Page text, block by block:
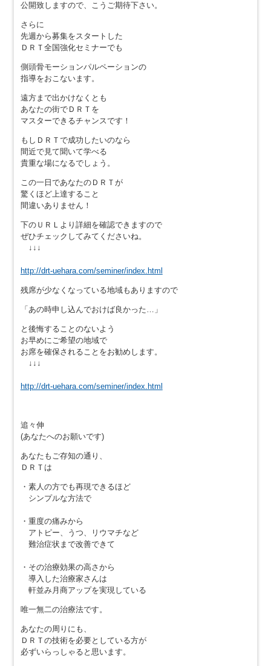
公開致しますので、こうご期待下さい。
さらに
先週から募集をスタートした
ＤＲＴ全国強化セミナーでも
側頭骨モーションパルペーションの
指導をおこないます。
遠方まで出かけなくとも
あなたの街でＤＲＴを
マスターできるチャンスです！
もしＤＲＴで成功したいのなら
間近で見て聞いて学べる
貴重な場になるでしょう。
この一日であなたのＤＲＴが
驚くほど上達すること
間違いありません！
下のＵＲＬより詳細を確認できますので
ぜひチェックしてみてくださいね。
↓↓↓
http://drt-uehara.com/seminer/index.html
残席が少なくなっている地域もありますので
「あの時申し込んでおけば良かった…」
と後悔することのないよう
お早めにご希望の地域で
お席を確保されることをお勧めします。
↓↓↓
http://drt-uehara.com/seminer/index.html
追々伸
(あなたへのお願いです)
あなたもご存知の通り、
ＤＲＴは
・素人の方でも再現できるほど
シンプルな方法で
・重度の痛みから
アトピー、うつ、リウマチなど
難治症状まで改善できて
・その治療効果の高さから
導入した治療家さんは
軒並み月商アップを実現している
唯一無二の治療法です。
あなたの周りにも、
ＤＲＴの技術を必要としている方が
必ずいらっしゃると思います。